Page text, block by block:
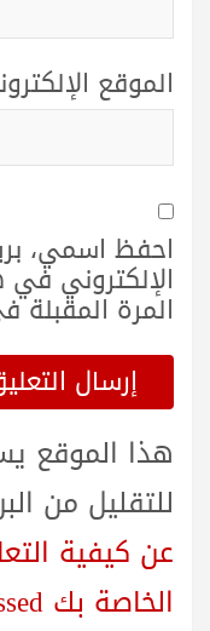
الموقع
احفظ اسمي،
الإلكتروني
المرة
هذا الموقع
للتقليل من
عن كيفية
الخاصة بك processed